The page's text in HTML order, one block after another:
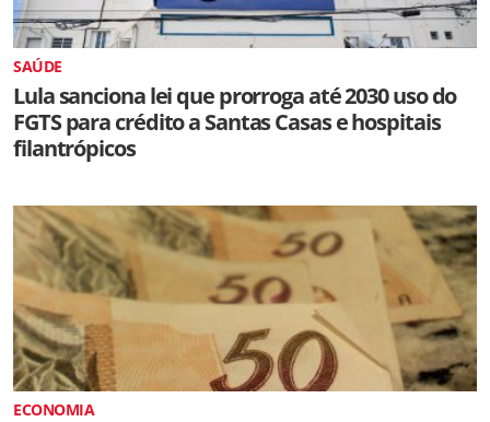
SAÚDE
Lula sanciona lei que prorroga até 2030 uso do
FGTS para crédito a Santas Casas e hospitais
filantrópicos
ECONOMIA